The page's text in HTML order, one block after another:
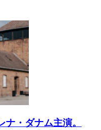
ナ・ダナム主演。